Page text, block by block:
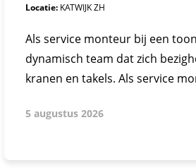
Locatie: KATWIJK ZH
Als service monteur bij een
dynamisch team dat zich
kranen en takels. Als service
5 augustus 2026